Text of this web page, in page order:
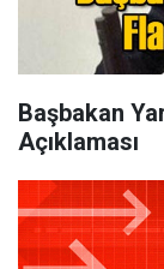
Başbakan
Açıklaması